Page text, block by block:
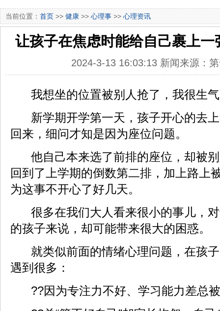
当前位置： 首页 >> 健康 >> 心理事 >> 心理资讯
让孩子在焦虑时能给自己裹上一
2024-3-13 16:03:13 新闻来源：
我想坐的位置被别人抢了，我很生
新学期开学第一天，孩子开心的去
回来，细问才知是因为座位问题。
他自己本来选了前排的座位，却被
回到了上学期的倒数第二排，加上路上
为这事不开心了好几天。
很多在我们大人看来很小的事儿，
的孩子来说，却可能带来很大的困惑。
就类似前面的情绪心理问题，在孩
遇到很多：
??因为专注力不好、学习能力差总